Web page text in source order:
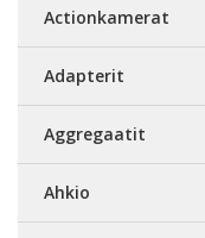
Actionkamerat
Adapterit
Aggregaatit
Ahkio